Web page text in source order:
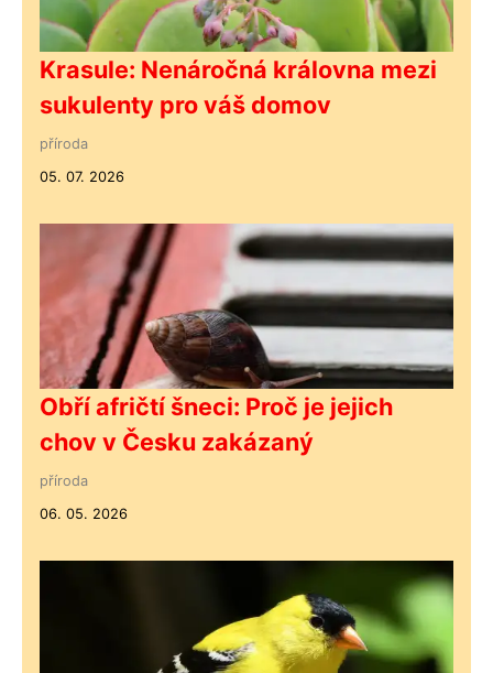
Krasule: Nenáročná královna mezi
sukulenty pro váš domov
příroda
05. 07. 2026
Obří afričtí šneci: Proč je jejich
chov v Česku zakázaný
příroda
06. 05. 2026